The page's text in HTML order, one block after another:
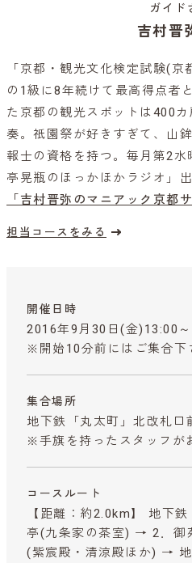
ガイド
吉村晋
「京都・観光文化検定試験(
の1級に8年続けて最高得点者
た京都の観光スポットは400
奏。祇園祭が好きすぎて、山
報士の資格を持つ。毎月第2水
亭晃瓶のほっかほかラジオ」
「吉村晋弥のマニアック京都サ
担当コースをみる
開催日時
2016年9月30日(金)13:00
※開始10分前にはご集合下
集合場所
地下鉄「丸太町」北改札口
※手旗を持ったスタッフが
コースルート
【距離：約2.0km】 地下
亭(九条家の茶室) → 2．御
(紫宸殿・清涼殿ほか) →